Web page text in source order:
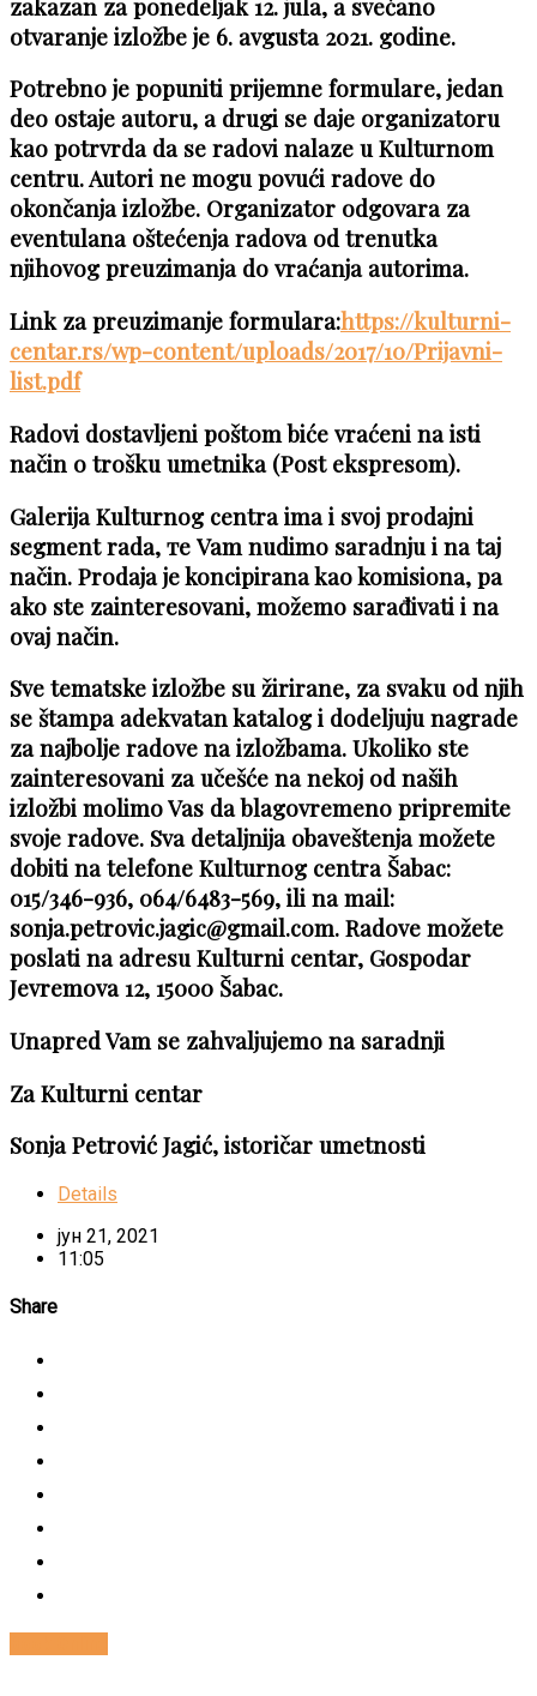
zakazan za ponedeljak 12. jula, a svečano
otvaranje izložbe je 6. avgusta 2021. godine.
Potrebno je popuniti prijemne formulare, jedan
deo ostaje autoru, a drugi se daje organizatoru
kao potrvrda da se radovi nalaze u Kulturnom
centru. Autori ne mogu povući radove do
okončanja izložbe. Organizator odgovara za
eventulana oštećenja radova od trenutka
njihovog preuzimanja do vraćanja autorima.
Link za preuzimanje formulara:https://kulturni-
centar.rs/wp-content/uploads/2017/10/Prijavni-
list.pdf
Radovi dostavljeni poštom biće vraćeni na isti
način o trošku umetnika (Post ekspresom).
Galerija Kulturnog centra ima i svoj prodajni
segment rada, те Vam nudimo saradnju i na taj
način. Prodaja je koncipirana kao komisiona, pa
ako ste zainteresovani, možemo sarađivati i na
ovaj način.
Sve tematske izložbe su žirirane, za svaku od njih
se štampa adekvatan katalog i dodeljuju nagrade
za najbolje radove na izložbama. Ukoliko ste
zainteresovani za učešće na nekoj od naših
izložbi molimo Vas da blagovremeno pripremite
svoje radove. Sva detaljnija obaveštenja možete
dobiti na telefone Kulturnog centra Šabac:
015/346-936, 064/6483-569, ili na mail:
sonja.petrovic.jagic@gmail.com. Radove možete
poslati na adresu Kulturni centar, Gospodar
Jevremova 12, 15000 Šabac.
Unapred Vam se zahvaljujemo na saradnji
Za Kulturni centar
Sonja Petrović Jagić, istoričar umetnosti
Details
јун 21, 2021
11:05
Share